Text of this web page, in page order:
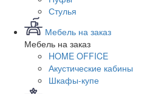
Стулья
Мебель на заказ
Мебель на заказ
HOME OFFICE
Акустические кабины
Шкафы-купе